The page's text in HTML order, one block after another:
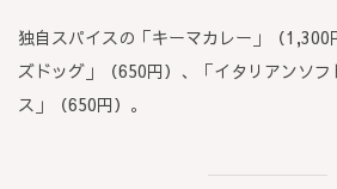
独自スパイスの「キーマカレー」（1,300
ズドッグ」（650円）、「イタリアンソ
ス」（650円）。